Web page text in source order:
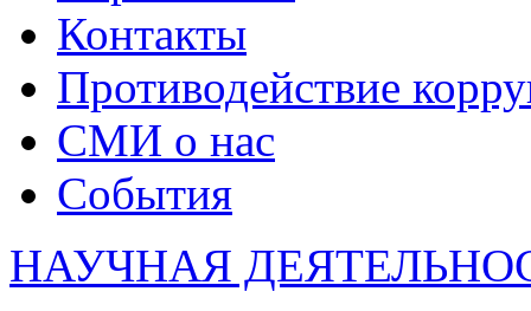
Контакты
Противодействие
СМИ о нас
События
НАУЧНАЯ